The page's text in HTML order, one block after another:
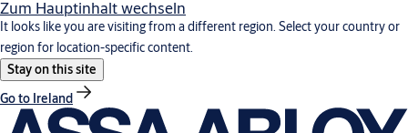
Zum Hauptinhalt wechseln
It looks like you are visiting from a different region. Select your country or
region for location-specific content.
Stay on this site
Go to Ireland